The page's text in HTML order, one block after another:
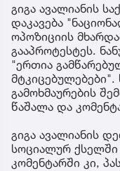
გიგა ავალიანის
დაკავება
ოპოზიციის
გააპროტესტეს.
"ერთია
მტკიცებულებები".
გამოხმაურების
წაშალა და
გიგა ავალიანის
სოციალურ ქსელში
კომენტარში კი,